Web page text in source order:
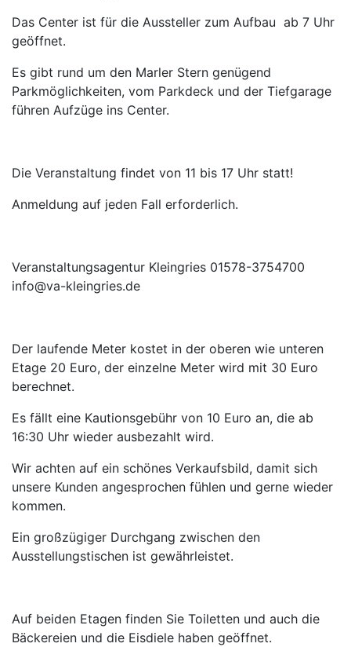
Das Center ist für die Aussteller zum Aufbau ab 7 Uhr
geöffnet.
Es gibt rund um den Marler Stern genügend
Parkmöglichkeiten, vom Parkdeck und der Tiefgarage
führen Aufzüge ins Center.
Die Veranstaltung findet von 11 bis 17 Uhr statt!
Anmeldung auf jeden Fall erforderlich.
Veranstaltungsagentur Kleingries 01578-3754700
info@va-kleingries.de
Der laufende Meter kostet in der oberen wie unteren
Etage 20 Euro, der einzelne Meter wird mit 30 Euro
berechnet.
Es fällt eine Kautionsgebühr von 10 Euro an, die ab
16:30 Uhr wieder ausbezahlt wird.
Wir achten auf ein schönes Verkaufsbild, damit sich
unsere Kunden angesprochen fühlen und gerne wieder
kommen.
Ein großzügiger Durchgang zwischen den
Ausstellungstischen ist gewährleistet.
Auf beiden Etagen finden Sie Toiletten und auch die
Bäckereien und die Eisdiele haben geöffnet.